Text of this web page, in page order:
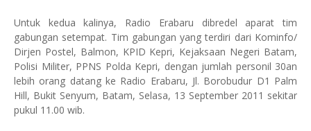
Untuk kedua kalinya, Radio Erabaru dibredel aparat tim
gabungan setempat. Tim gabungan yang terdiri dari Kominfo/
Dirjen Postel, Balmon, KPID Kepri, Kejaksaan Negeri Batam,
Polisi Militer, PPNS Polda Kepri, dengan jumlah personil 30an
lebih orang datang ke Radio Erabaru, Jl. Borobudur D1 Palm
Hill, Bukit Senyum, Batam, Selasa, 13 September 2011 sekitar
pukul 11.00 wib.